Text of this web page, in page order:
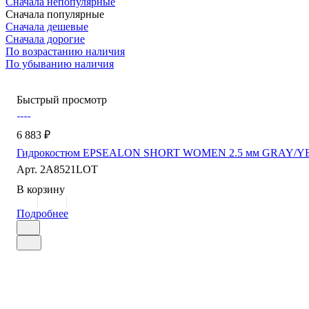
Сначала популярные
Сначала дешевые
Сначала дорогие
По возрастанию наличия
По убыванию наличия
Быстрый просмотр
6 883 ₽
Гидрокостюм EPSEALON SHORT WOMEN 2.5 мм GRAY/
Арт. 2A8521LOT
В корзину
Подробнее